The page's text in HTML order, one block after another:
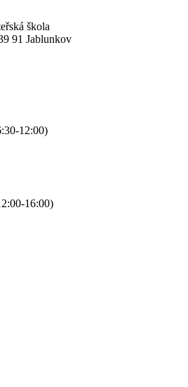
škola
91 Jablunkov
12:00)
16:00)